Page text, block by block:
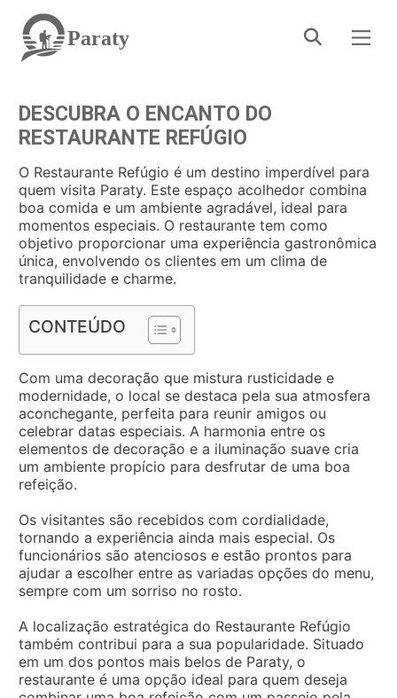
Paraty
DESCUBRA O ENCANTO DO
RESTAURANTE REFÚGIO
O Restaurante Refúgio é um destino imperdível para
quem visita Paraty. Este espaço acolhedor combina
boa comida e um ambiente agradável, ideal para
momentos especiais. O restaurante tem como
objetivo proporcionar uma experiência gastronômica
única, envolvendo os clientes em um clima de
tranquilidade e charme.
CONTEÚDO
Com uma decoração que mistura rusticidade e
modernidade, o local se destaca pela sua atmosfera
aconchegante, perfeita para reunir amigos ou
celebrar datas especiais. A harmonia entre os
elementos de decoração e a iluminação suave cria
um ambiente propício para desfrutar de uma boa
refeição.
Os visitantes são recebidos com cordialidade,
tornando a experiência ainda mais especial. Os
funcionários são atenciosos e estão prontos para
ajudar a escolher entre as variadas opções do menu,
sempre com um sorriso no rosto.
A localização estratégica do Restaurante Refúgio
também contribui para a sua popularidade. Situado
em um dos pontos mais belos de Paraty, o
restaurante é uma opção ideal para quem deseja